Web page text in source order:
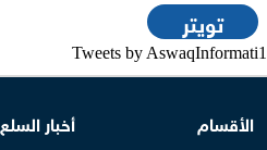
تويتر
Tweets by AswaqInformati1
الأقسام
أخبار السلع